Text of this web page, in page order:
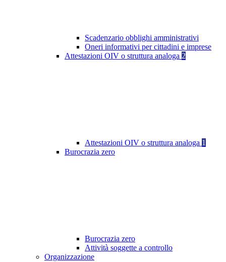
Scadenzario obblighi amministrativi
Oneri informativi per cittadini e imprese
Attestazioni OIV o struttura analoga 2
Attestazioni OIV o struttura analoga 1
Burocrazia zero
Burocrazia zero
Attività soggette a controllo
Organizzazione